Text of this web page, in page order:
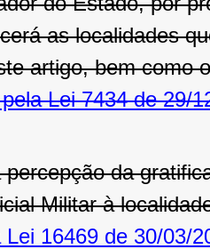
as localidades
artigo, bem como
Lei 7434 de 29/
da
Militar à
16469 de 30/03/